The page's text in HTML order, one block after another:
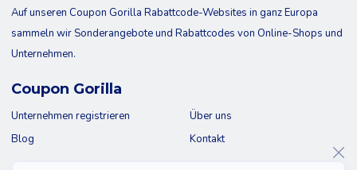
Auf unseren Coupon Gorilla Rabattcode-Websites in ganz Europa
sammeln wir Sonderangebote und Rabattcodes von Online-Shops und
Unternehmen.
Coupon Gorilla
Unternehmen registrieren
Blog
Über uns
Kontakt